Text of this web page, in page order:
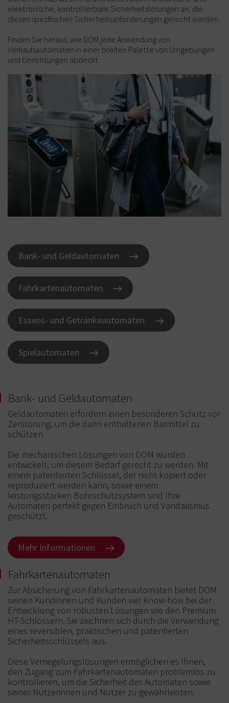
elektronische, kontrollierbare Sicherheitslösungen an, die
diesen spezifischen Sicherheitsanforderungen gerecht werden.
Finden Sie heraus, wie DOM jede Anwendung von
Verkaufsautomaten in einer breiten Palette von Umgebungen
und Einrichtungen abdeckt.
Bank- und Geldautomaten
Fahrkartenautomaten
Essens- und Getränkeautomaten
Spielautomaten
Bank- und Geldautomaten
Geldautomaten erfordern einen besonderen Schutz vor
Zerstörung, um die darin enthaltenen Barmittel zu
schützen
Die mechanischen Lösungen von DOM wurden
entwickelt, um diesem Bedarf gerecht zu werden. Mit
einem patentierten Schlüssel, der nicht kopiert oder
reproduziert werden kann, sowie einem
leistungsstarken Bohrschutzsystem sind Ihre
Automaten perfekt gegen Einbruch und Vandalismus
geschützt.
Mehr Informationen
Fahrkartenautomaten
Zur Absicherung von Fahrkartenautomaten bietet DOM
seinen Kundinnen und Kunden viel Know-how bei der
Entwicklung von robusten Lösungen wie den Premium
HT-Schlössern. Sie zeichnen sich durch die Verwendung
eines reversiblen, praktischen und patentierten
Sicherheitsschlüssels aus.
Diese Verriegelungslösungen ermöglichen es Ihnen,
den Zugang zum Fahrkartenautomaten problemlos zu
kontrollieren, um die Sicherheit des Automaten sowie
seiner Nutzerinnen und Nutzer zu gewährleisten.